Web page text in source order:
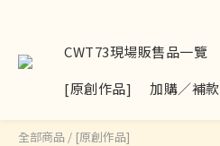
CWT73現場販售品一覽
[原創作品]
加購／補款
全部商品 / [原創作品]